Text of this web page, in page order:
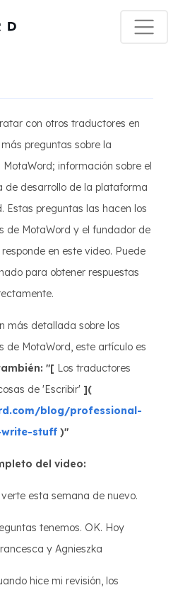
con otros traductores en
preguntas sobre la
información sobre el
de desarrollo de la plataforma
Estas preguntas las hacen los
de MotaWord y el fundador de
en este video. Puede
para obtener respuestas
más detallada sobre los
de MotaWord, este artículo es
"[ Los traductores
de 'Escribir' ](
blog/professional-
stuff )"
del video:
esta semana de nuevo.
tenemos. OK. Hoy
y Agnieszka
hice mi revisión, los